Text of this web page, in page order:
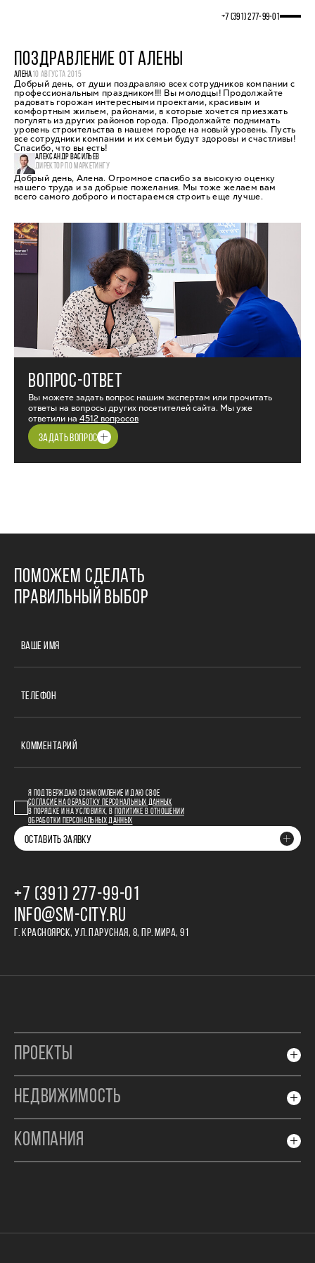
+7 (391) 277‒99‒01
ПОЗДРАВЛЕНИЕ ОТ АЛЕНЫ
АЛЕНА10 АВГУСТА 2015
Добрый день, от души поздравляю всех сотрудников компании с
профессиональным праздником!!! Вы молодцы! Продолжайте
радовать горожан интересными проектами, красивым и
комфортным жильем, районами, в которые хочется приезжать
погулять из других районов города. Продолжайте поднимать
уровень строительства в нашем городе на новый уровень. Пусть
все сотрудники компании и их семьи будут здоровы и счастливы!
Спасибо, что вы есть!
АЛЕКСАНДР ВАСИЛЬЕВ
ДИРЕКТОР ПО МАРКЕТИНГУ
Добрый день, Алена. Огромное спасибо за высокую оценку
нашего труда и за добрые пожелания. Мы тоже желаем вам
всего самого доброго и постараемся строить еще лучше.
ВОПРОС-ОТВЕТ
Вы можете задать вопрос нашим экспертам или прочитать
ответы на вопросы других посетителей сайта. Мы уже
ответили на 4512 вопросов
ЗАДАТЬ ВОПРОС
ПОМОЖЕМ СДЕЛАТЬ
ПРАВИЛЬНЫЙ ВЫБОР
ВАШЕ ИМЯ
ТЕЛЕФОН
КОММЕНТАРИЙ
Я ПОДТВЕРЖДАЮ ОЗНАКОМЛЕНИЕ И ДАЮ СВОЕ
СОГЛАСИЕ НА ОБРАБОТКУ ПЕРСОНАЛЬНЫХ ДАННЫХ
В ПОРЯДКЕ И НА УСЛОВИЯХ, В
ПОЛИТИКЕ В ОТНОШЕНИИ
ОБРАБОТКИ ПЕРСОНАЛЬНЫХ ДАННЫХ
ОСТАВИТЬ ЗАЯВКУ
+7 (391) 277‒99‒01
INFO@SM-CITY.RU
Г. КРАСНОЯРСК, УЛ. ПАРУСНАЯ, 8, ПР. МИРА, 91
ПРОЕКТЫ
НЕДВИЖИМОСТЬ
КОМПАНИЯ